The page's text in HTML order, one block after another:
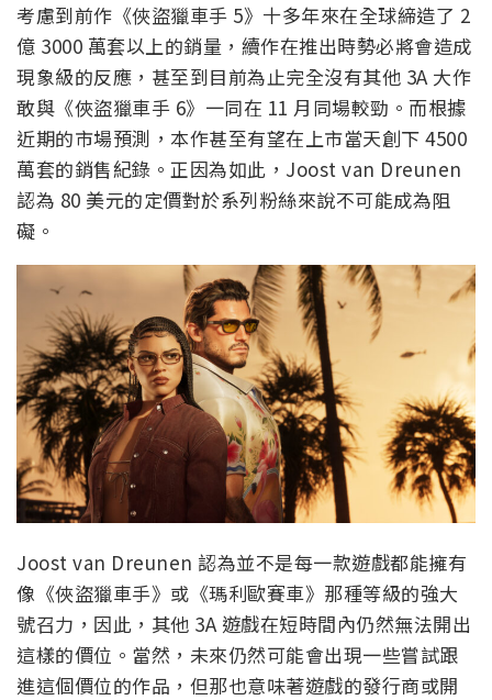
考慮到前作《俠盜獵車手 5》十多年來在全球締造了 2
億 3000 萬套以上的銷量，續作在推出時勢必將會造成
現象級的反應，甚至到目前為止完全沒有其他 3A 大作
敢與《俠盜獵車手 6》一同在 11 月同場較勁。而根據
近期的市場預測，本作甚至有望在上市當天創下 4500
萬套的銷售紀錄。正因為如此，Joost van Dreunen
認為 80 美元的定價對於系列粉絲來說不可能成為阻
礙。
Joost van Dreunen 認為並不是每一款遊戲都能擁有
像《俠盜獵車手》或《瑪利歐賽車》那種等級的強大
號召力，因此，其他 3A 遊戲在短時間內仍然無法開出
這樣的價位。當然，未來仍然可能會出現一些嘗試跟
進這個價位的作品，但那也意味著遊戲的發行商或開